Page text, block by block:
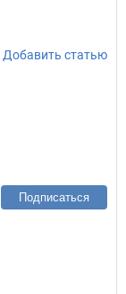
Добавить статью
Подписаться